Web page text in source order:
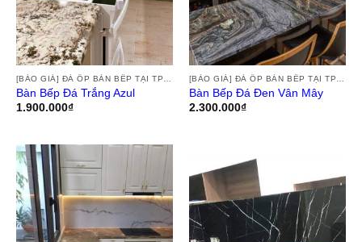
Bàn Bếp Đá Trắng Azul
1.900.000₫
Bàn Bếp Đá Đen Vân Mây
2.300.000₫